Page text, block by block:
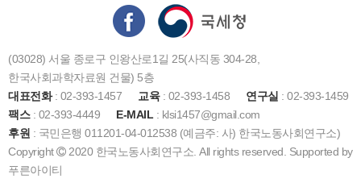
(03028) 서울 종로구 인왕산로1길 25(사직동 304-28,
한국사회과학자료원 건물) 5층
대표전화: 02-393-1457 교육: 02-393-1458 연구실 : 02-393-1459
팩스: 02-393-4449 E-MAIL : klsi1457@gmail.com
후원 : 국민은행 011201-04-012538 (예금주: 사) 한국노동사회연구소)
Copyright
2020 한국노동사회연구소. All rights reserved. Supported by
푸른아이티